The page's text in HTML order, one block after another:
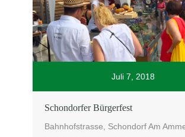
Juli 7, 2018
Schondorfer Bürgerfest
Bahnhofstrasse, Schondorf Am